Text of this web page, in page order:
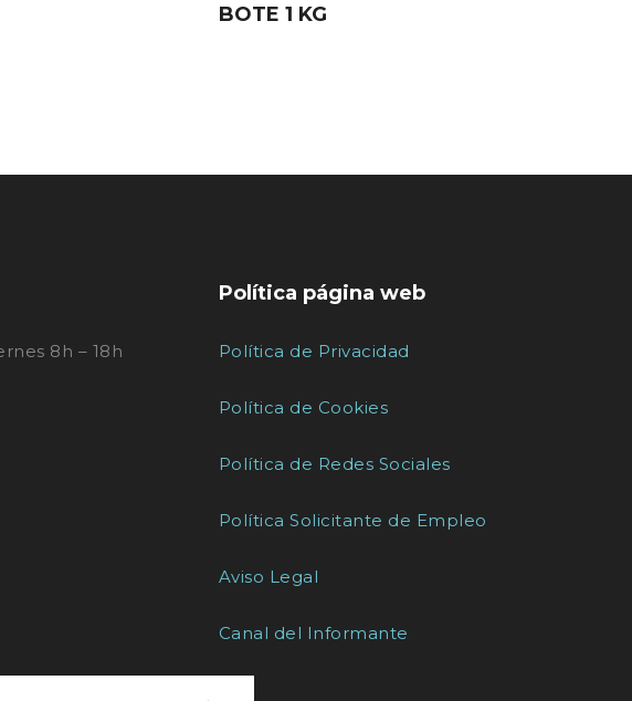
BOTE 1 KG
8h – 18h
Política página web
Política de Privacidad
Política de Cookies
Política de Redes Sociales
Política Solicitante de Empleo
Aviso Legal
Canal del Informante